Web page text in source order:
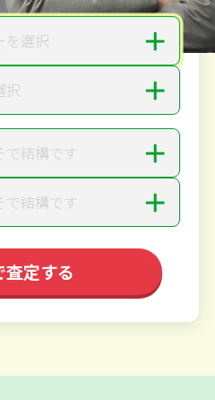
を選択 ＋
択 ＋
で結構です ＋
で結構です ＋
査定する